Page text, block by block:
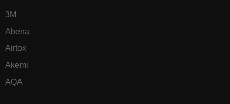
3M
Abena
Airtox
Akemi
AQA